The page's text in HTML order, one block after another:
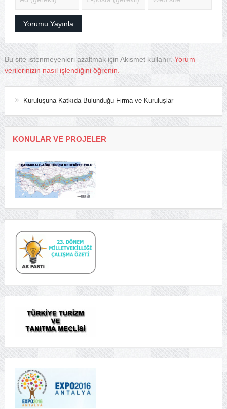
Bu site istenmeyenleri azaltmak için Akismet kullanır.Yorum
verilerinizin nasıl işlendiğini öğrenin.
Kuruluşuna Katkıda Bulunduğu Firma ve Kuruluşlar
KONULAR VE PROJELER